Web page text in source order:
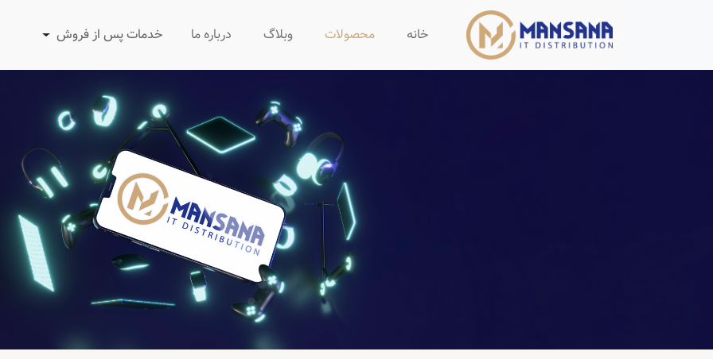
خانه محصولات وبلاگ درباره ما خدمات پس از فروش